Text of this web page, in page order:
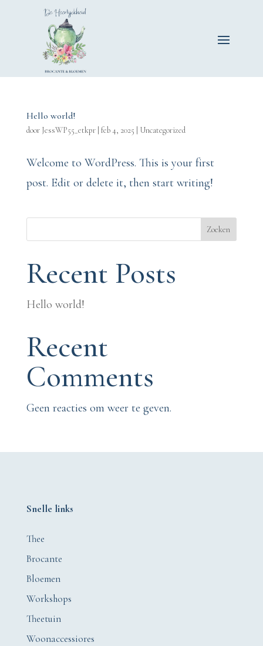
Hello world!
door JessWP55_etkpr| feb 4, 2025 Uncategorized
Welcome to WordPress. This is your first
post. Edit or delete it, then start writing!
Zoeken
Recent Posts
Hello world!
Recent
Comments
Geen reacties om weer te geven.
Snelle links
Thee
Brocante
Bloemen
Workshops
Theetuin
Woonaccessiores